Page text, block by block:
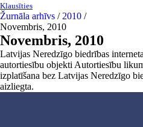
Klausīties
Žurnāla arhīvs / 2010 /
Novembris, 2010
Novembris, 2010
Latvijas Neredzīgo biedrības
autortiesību objekti Autortiesību
izplatīšana bez Latvijas Neredzīgo
aizliegta.